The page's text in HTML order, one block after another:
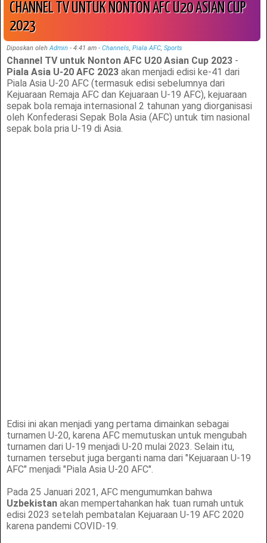
CHANNEL TV UNTUK NONTON AFC U20 ASIAN CUP
2023
Diposkan olehAdmin - 4:41 am- Channels,Piala AFC,Sports
Channel TV untuk Nonton AFC U20 Asian Cup 2023 -
Piala Asia U-20 AFC 2023 akan menjadi edisi ke-41 dari
Piala Asia U-20 AFC (termasuk edisi sebelumnya dari
Kejuaraan Remaja AFC dan Kejuaraan U-19 AFC), kejuaraan
sepak bola remaja internasional 2 tahunan yang diorganisasi
oleh Konfederasi Sepak Bola Asia (AFC) untuk tim nasional
sepak bola pria U-19 di Asia.
Edisi ini akan menjadi yang pertama dimainkan sebagai
turnamen U-20, karena AFC memutuskan untuk mengubah
turnamen dari U-19 menjadi U-20 mulai 2023. Selain itu,
turnamen tersebut juga berganti nama dari "Kejuaraan U-19
AFC" menjadi "Piala Asia U-20 AFC".
Pada 25 Januari 2021, AFC mengumumkan bahwa
Uzbekistan akan mempertahankan hak tuan rumah untuk
edisi 2023 setelah pembatalan Kejuaraan U-19 AFC 2020
karena pandemi COVID-19.